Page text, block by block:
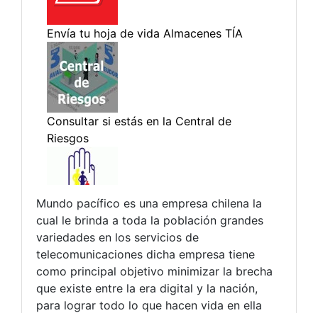
Mundo pacífico es una empresa chilena la
cual le brinda a toda la población grandes
variedades en los servicios de
telecomunicaciones dicha empresa tiene
como principal objetivo minimizar la brecha
que existe entre la era digital y la nación,
para lograr todo lo que hacen vida en ella